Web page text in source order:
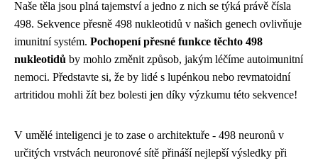
Naše těla jsou plná tajemství a jedno z nich se týká právě čísla
498. Sekvence přesně 498 nukleotidů v našich genech ovlivňuje
imunitní systém. Pochopení přesné funkce těchto 498
nukleotidů by mohlo změnit způsob, jakým léčíme autoimunitní
nemoci. Představte si, že by lidé s lupénkou nebo revmatoidní
artritidou mohli žít bez bolesti jen díky výzkumu této sekvence!
V umělé inteligenci je to zase o architektuře - 498 neuronů v
určitých vrstvách neuronové sítě přináší nejlepší výsledky při